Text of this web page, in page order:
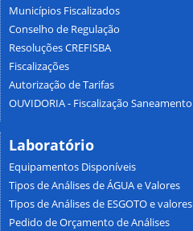
Municípios Fiscalizados
Conselho de Regulação
Resoluções CREFISBA
Fiscalizações
Autorização de Tarifas
OUVIDORIA - Fiscalização Saneamento
Laboratório
Equipamentos Disponíveis
Tipos de Análises de ÁGUA e Valores
Tipos de Análises de ESGOTO e valores
Pedido de Orçamento de Análises